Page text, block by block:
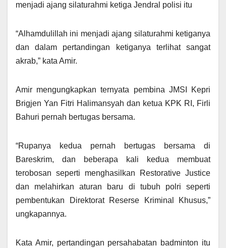
menjadi ajang silaturahmi ketiga Jendral polisi itu
“Alhamdulillah ini menjadi ajang silaturahmi ketiganya
dan dalam pertandingan ketiganya terlihat sangat
akrab,” kata Amir.
Amir mengungkapkan ternyata pembina JMSI Kepri
Brigjen Yan Fitri Halimansyah dan ketua KPK RI, Firli
Bahuri pernah bertugas bersama.
“Rupanya kedua pernah bertugas bersama di
Bareskrim, dan beberapa kali kedua membuat
terobosan seperti menghasilkan Restorative Justice
dan melahirkan aturan baru di tubuh polri seperti
pembentukan Direktorat Reserse Kriminal Khusus,”
ungkapannya.
Kata Amir, pertandingan persahabatan badminton itu